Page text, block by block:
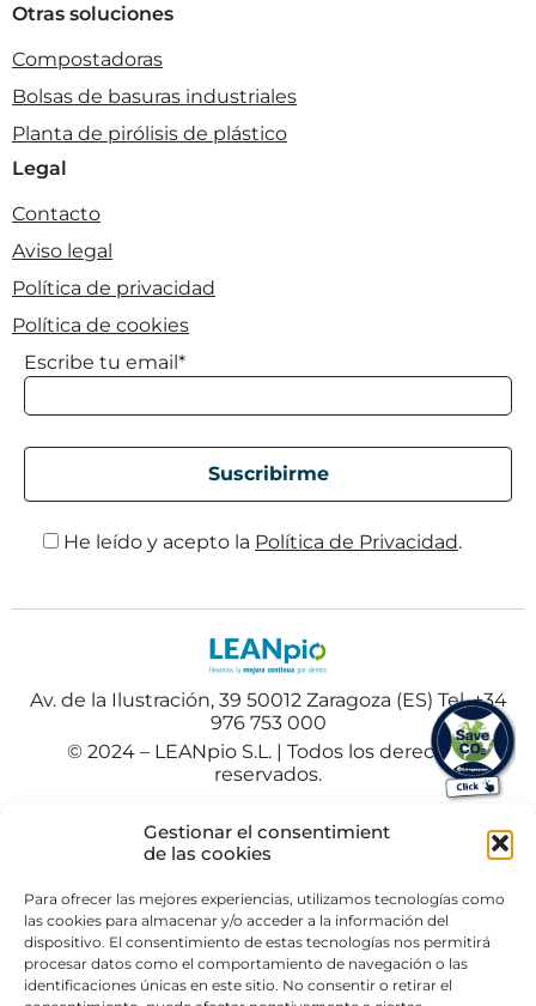
Gestionar el consentimient
de las cookies
Para ofrecer las mejores experiencias, utilizamos tecnologías como
las cookies para almacenar y/o acceder a la información del
dispositivo. El consentimiento de estas tecnologías nos permitirá
procesar datos como el comportamiento de navegación o las
identificaciones únicas en este sitio. No consentir o retirar el
Otras soluciones
Compostadoras
Bolsas de basuras industriales
Planta de pirólisis de plástico
Legal
Contacto
Aviso legal
Política de privacidad
Política de cookies
Escribe tu email*
He leído y acepto la Política de Privacidad.
Av. de la Ilustración, 39 50012 Zaragoza (ES) Tel. +34
976 753 000
© 2024 – LEANpio S.L. | Todos los derechos
reservados.
Español Polski(Polaco
Portuguese